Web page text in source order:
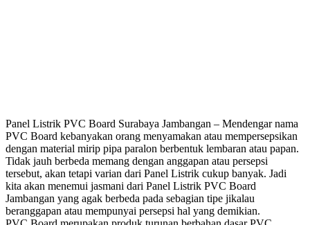
Panel Listrik PVC Board Surabaya Jambangan – Mendengar nama
PVC Board kebanyakan orang menyamakan atau mempersepsikan
dengan material mirip pipa paralon berbentuk lembaran atau papan.
Tidak jauh berbeda memang dengan anggapan atau persepsi
tersebut, akan tetapi varian dari Panel Listrik cukup banyak. Jadi
kita akan menemui jasmani dari Panel Listrik PVC Board
Jambangan yang agak berbeda pada sebagian tipe jikalau
beranggapan atau mempunyai persepsi hal yang demikian.